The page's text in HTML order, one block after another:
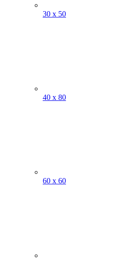
30 x 50
40 x 80
60 x 60